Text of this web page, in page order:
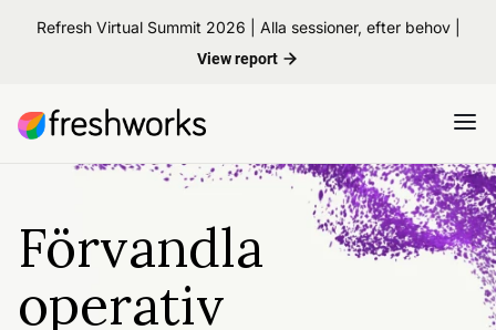
Refresh Virtual Summit 2026 | Alla sessioner, efter behov |
View report
Förvandla
operativ